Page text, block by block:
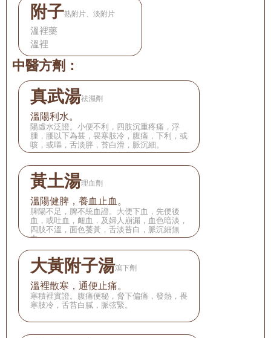
附子熟附片、淡附片
溫裡藥
溫裡
中醫方劑：
真武湯祛濕劑
溫陽利水。
陽虛水泛證。小便不利，四肢沉重疼痛，浮
腫，腰以下為甚，畏寒肢冷，腹痛，下利，或
咳，或嘔，舌淡胖，苔白滑，脈沉細。
黃土湯理血劑
溫陽健脾，養血止血。
脾陽不足，脾不統血證。大便下血，先便後
血，或吐血，衄血，及婦人崩漏，血色暗淡，
四肢不溫，面色萎黃，舌淡苔白，脈沉細無
力。
大黃附子湯瀉下劑
溫裡散寒，通便止痛。
寒積裡實證。腹痛便秘，脅下偏痛，發熱，畏
寒肢冷，舌苔白膩，脈弦緊。